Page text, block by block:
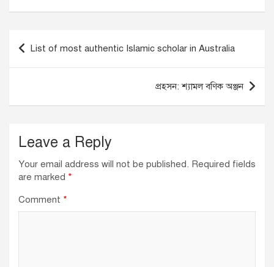
b
k
dI A
Post
navigation
List of most authentic Islamic scholar in Australia
প্রহসন: শ্যামল বণিক অঞ্জন
Leave a Reply
Your email address will not be published. Required fields
are marked *
Comment *